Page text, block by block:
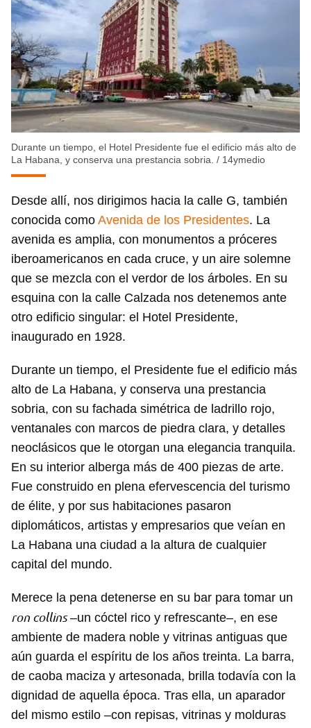
Durante un tiempo, el Hotel Presidente fue el edificio más alto de
La Habana, y conserva una prestancia sobria. / 14ymedio
Desde allí, nos dirigimos hacia la calle G, también
conocida como Avenida de los Presidentes. La
avenida es amplia, con monumentos a próceres
iberoamericanos en cada cruce, y un aire solemne
que se mezcla con el verdor de los árboles. En su
esquina con la calle Calzada nos detenemos ante
otro edificio singular: el Hotel Presidente,
inaugurado en 1928.
Durante un tiempo, el Presidente fue el edificio más
alto de La Habana, y conserva una prestancia
sobria, con su fachada simétrica de ladrillo rojo,
ventanales con marcos de piedra clara, y detalles
neoclásicos que le otorgan una elegancia tranquila.
En su interior alberga más de 400 piezas de arte.
Fue construido en plena efervescencia del turismo
de élite, y por sus habitaciones pasaron
diplomáticos, artistas y empresarios que veían en
La Habana una ciudad a la altura de cualquier
capital del mundo.
Merece la pena detenerse en su bar para tomar un
ron collins–un cóctel rico y refrescante–, en ese
ambiente de madera noble y vitrinas antiguas que
aún guarda el espíritu de los años treinta. La barra,
de caoba maciza y artesonada, brilla todavía con la
dignidad de aquella época. Tras ella, un aparador
del mismo estilo –con repisas, vitrinas y molduras